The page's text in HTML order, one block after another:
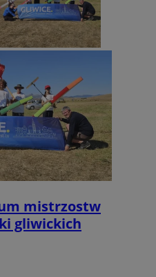
mistrzostw
gliwickich